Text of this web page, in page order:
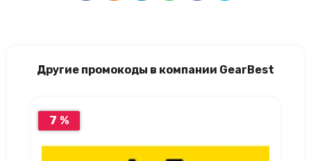
Другие промокоды в компании GearBest
7 %